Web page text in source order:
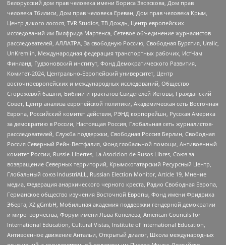
Белорусский дом прав человека имени Бориса Звозскова, Дом прав
человека Тбилиси, Дом прав человека Ереван, Дом прав человека Крым,
Центр дикого лосося, TVR Studios, ТВ Дождь, Центр европейских
исследований им Вилфрида Мартенса, Сетевое объединение журналистов
расследователей, АЛЛАТРА, За свободную Россию, Свободная Бурятия, Uralic,
UnKremlin, Международная федерация транспортных рабочих, ИстЧам
Финланд, Гудзоновский институт, Фонд Демократического Развития,
Комитет-2024, Центрально-Европейский университет, Центр
восточноевропейских и международных исследований, Общество
Сторожевой башни, Библии и трактатов Свидетелей Иеговы, Гражданский
Совет, Центр анализа европейской политики, Академическая сеть Восточная
Европа, Российский комитет действия, РЭНД корпорейшн, Русская Америка
за демократию в России, Настоящая Россия, Глобальная сеть журналистов-
расследователей, Служба поддержки, Свободная Россия Берлин, Свободная
Россия Северный Рейн-Вестфалия, Фонд глобальной помощи, Антивоенный
комитет России, Russie-Libertes, La Asocicion de Rusos Libres, Союз за
возвращение Северных территорий, Крымскотатарский Ресурсный Центр,
Глобальный союз IndustriALL, Russian Election Monitor, Article 19, Мнение
медиа, Федерация анархического черного креста, Радио Свободная Европа,
Германское общество изучения Восточной Европы, Фонд имени Фридриха
Эберта, XZ gGmbH, Мобильная академия поддержки гендерной демократии
и миротворчества, Форум имени Льва Копелева, American Councils for
International Education, Cultural Vistas, Institute of International Education,
Антивоенное движение Антальи, Открытый диалог, Школа международных